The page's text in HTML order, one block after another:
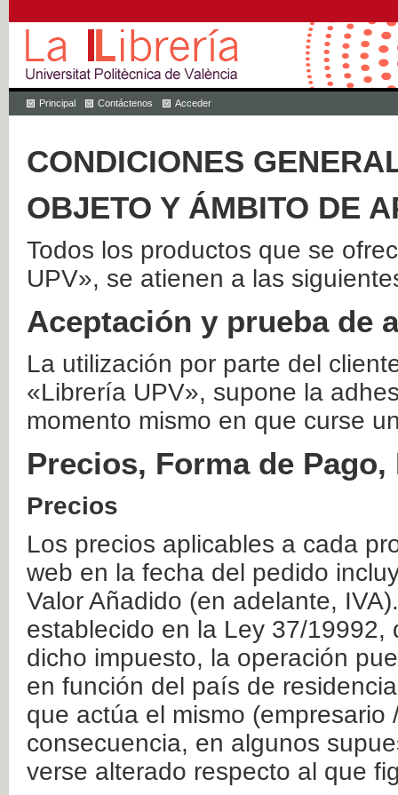
Principal Contáctenos Acceder
CONDICIONES
OBJETO Y ÁMBITO DE
Todos los productos que se
UPV», se atienen a las
Aceptación y prueba de
La utilización por parte del
«Librería UPV», supone la
momento mismo en que curse
Precios, Forma de
Precios
Los precios aplicables a cada
web en la fecha del pedido
Valor Añadido (en adelante,
establecido en la Ley 37/
dicho impuesto, la operación
en función del país de
que actúa el mismo
consecuencia, en algunos
verse alterado respecto al que